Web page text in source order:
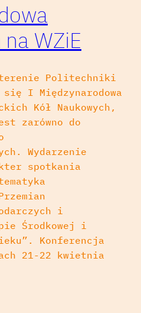
WZiE
Politechniki
I Międzynarodowa
Kół Naukowych,
zarówno do
Wydarzenie
spotkania
i
Środkowej i
Konferencja
21-22 kwietnia